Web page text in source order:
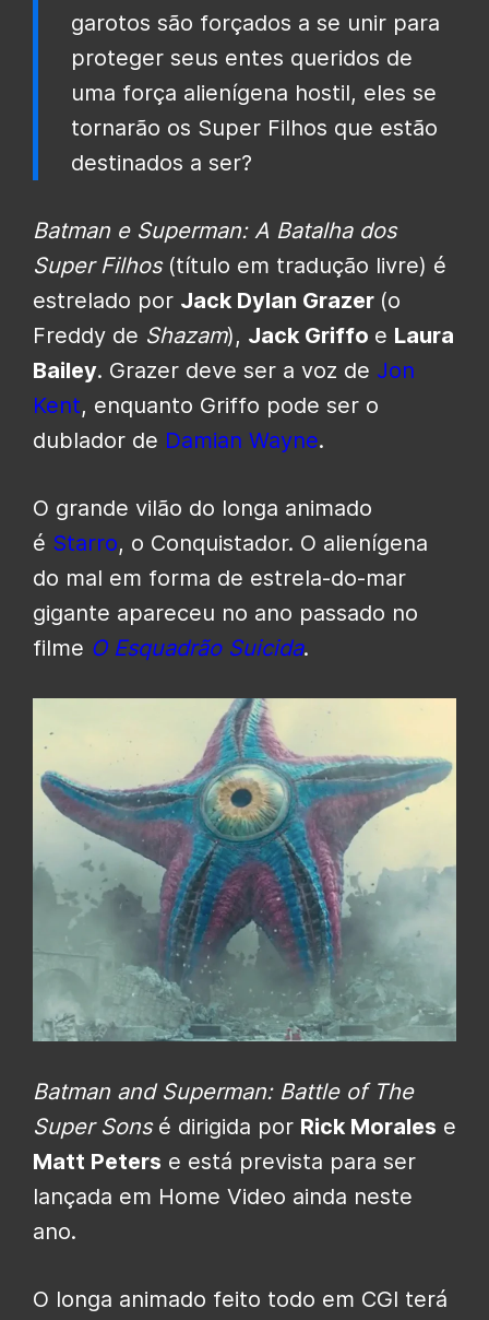
garotos são forçados a se unir para
proteger seus entes queridos de
uma força alienígena hostil, eles se
tornarão os Super Filhos que estão
destinados a ser?
Batman e Superman: A Batalha dos
Super Filhos(título em tradução livre) é
estrelado por Jack Dylan Grazer (o
Freddy de Shazam), Jack Griffo e Laura
Bailey. Grazer deve ser a voz de Jon
Kent, enquanto Griffo pode ser o
dublador de Damian Wayne.
O grande vilão do longa animado
é Starro, o Conquistador. O alienígena
do mal em forma de estrela-do-mar
gigante apareceu no ano passado no
filme O Esquadrão Suicida.
Batman and Superman: Battle of The
Super Sons é dirigida por Rick Morales e
Matt Peters e está prevista para ser
lançada em Home Video ainda neste
ano.
O longa animado feito todo em CGI terá